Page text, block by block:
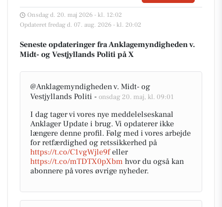
Onsdag d. 20. maj 2026 - kl. 12:02
Opdateret fredag d. 07. aug. 2026 - kl. 20:02
Seneste opdateringer fra Anklagemyndigheden v.
Midt- og Vestjyllands Politi på X
@Anklagemyndigheden v. Midt- og
Vestjyllands Politi - onsdag 20. maj, kl. 09:01
I dag tager vi vores nye meddelelseskanal
Anklager Update i brug. Vi opdaterer ikke
længere denne profil. Følg med i vores arbejde
for retfærdighed og retssikkerhed på
https://t.co/C1vgWjle9feller
https://t.co/mTDTX0pXbm hvor du også kan
abonnere på vores øvrige nyheder.